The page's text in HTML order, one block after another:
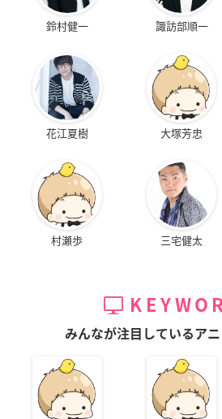
鈴村健一 諏訪部順一
花江夏樹 大塚芳忠
村瀬歩 三宅健太
みんなが注目しているア